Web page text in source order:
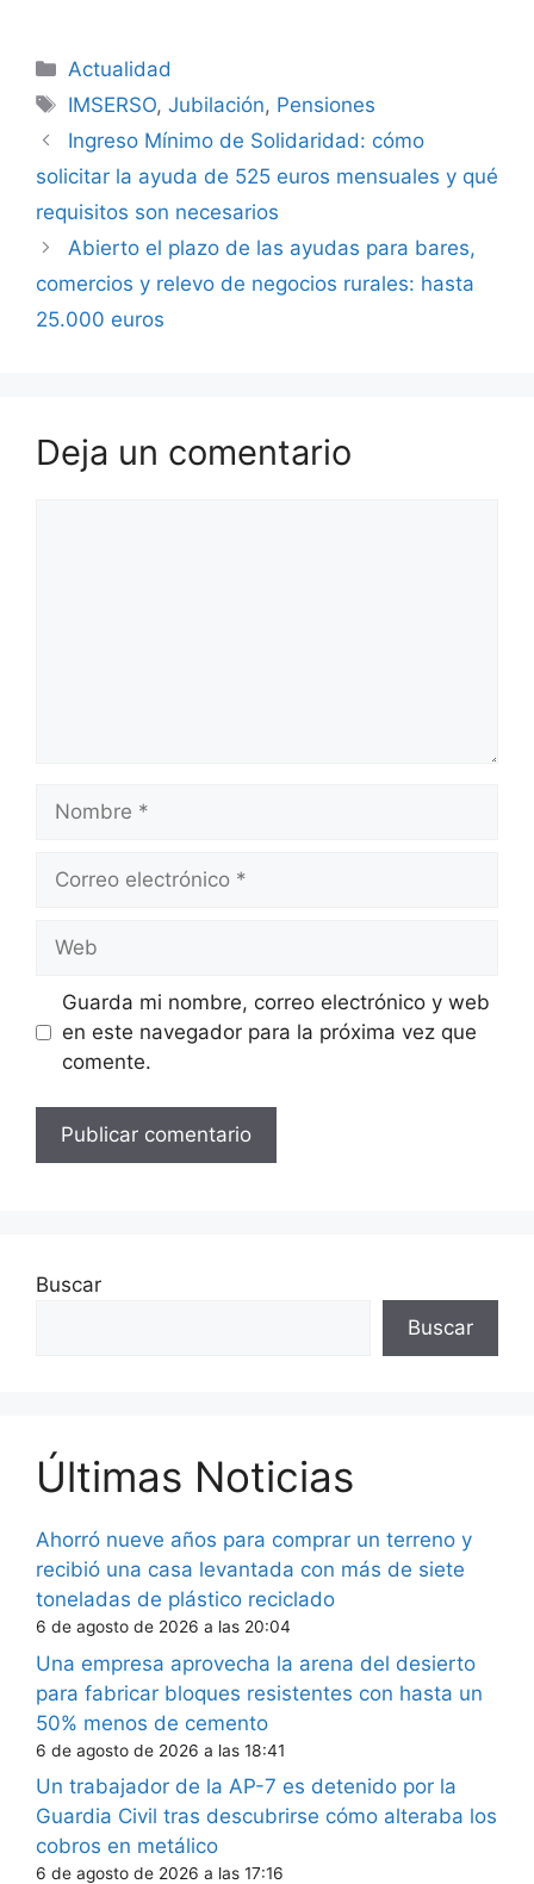
Categorías
Actualidad
Etiquetas
IMSERSO,Jubilación, Pensiones
Ingreso Mínimo de Solidaridad: cómo
solicitar la ayuda de 525 euros mensuales y qué
requisitos son necesarios
Abierto el plazo de las ayudas para bares,
comercios y relevo de negocios rurales: hasta
25.000 euros
Deja un comentario
electrónico
Guarda mi nombre, correo electrónico y web
en este navegador para la próxima vez que
comente.
Buscar
Buscar
Últimas Noticias
Ahorró nueve años para comprar un terreno y
recibió una casa levantada con más de siete
toneladas de plástico reciclado
6 de agosto de 2026 a las 20:04
Una empresa aprovecha la arena del desierto
para fabricar bloques resistentes con hasta un
50% menos de cemento
6 de agosto de 2026 a las 18:41
Un trabajador de la AP-7 es detenido por la
Guardia Civil tras descubrirse cómo alteraba los
cobros en metálico
6 de agosto de 2026 a las 17:16